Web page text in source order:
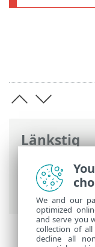
Länkstig
ESET
We and our
optimized
and serve you
collection of all
decline all